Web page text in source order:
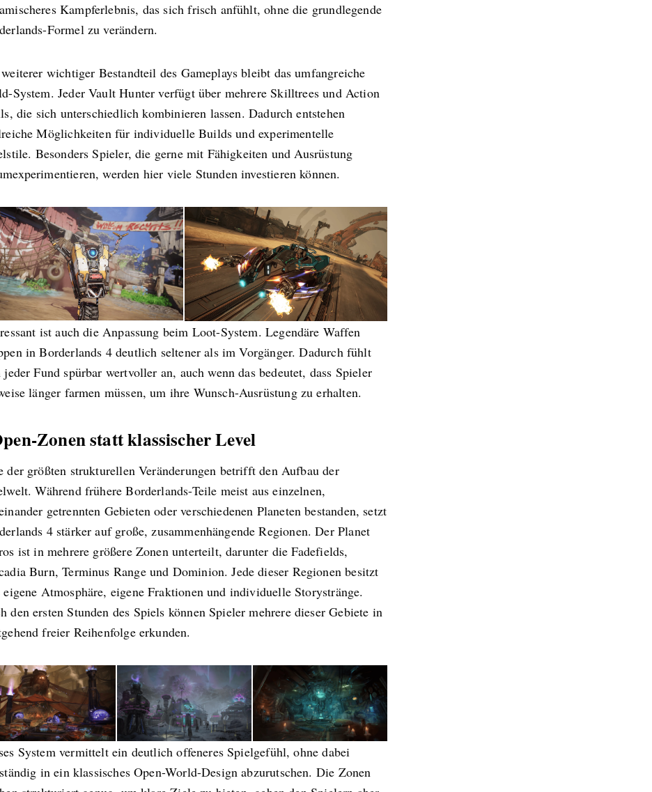
Kampferlebnis, das sich frisch anfühlt, ohne die grundlegende
Formel zu verändern.
wichtiger Bestandteil des Gameplays bleibt das umfangreiche
System. Jeder Vault Hunter verfügt über mehrere Skilltrees und Action
die sich unterschiedlich kombinieren lassen. Dadurch entstehen
Möglichkeiten für individuelle Builds und experimentelle
Besonders Spieler, die gerne mit Fähigkeiten und Ausrüstung
werden hier viele Stunden investieren können.
ist auch die Anpassung beim Loot-System. Legendäre Waffen
in Borderlands 4 deutlich seltener als im Vorgänger. Dadurch fühlt
jeder Fund spürbar wertvoller an, auch wenn das bedeutet, dass Spieler
länger farmen müssen, um ihre Wunsch-Ausrüstung zu erhalten.
Zonen statt klassischer Level
der größten strukturellen Veränderungen betrifft den Aufbau der
Während frühere Borderlands-Teile meist aus einzelnen,
getrennten Gebieten oder verschiedenen Planeten bestanden, setzt
4 stärker auf große, zusammenhängende Regionen. Der Planet
ist in mehrere größere Zonen unterteilt, darunter die Fadefields,
Burn, Terminus Range und Dominion. Jede dieser Regionen besitzt
eigene Atmosphäre, eigene Fraktionen und individuelle Storystränge.
den ersten Stunden des Spiels können Spieler mehrere dieser Gebiete in
freier Reihenfolge erkunden.
System vermittelt ein deutlich offeneres Spielgefühl, ohne dabei
in ein klassisches Open-World-Design abzurutschen. Die Zonen